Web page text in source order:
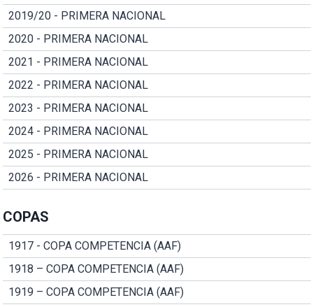
2019/20 - PRIMERA NACIONAL
2020 - PRIMERA NACIONAL
2021 - PRIMERA NACIONAL
2022 - PRIMERA NACIONAL
2023 - PRIMERA NACIONAL
2024 - PRIMERA NACIONAL
2025 - PRIMERA NACIONAL
2026 - PRIMERA NACIONAL
COPAS
1917 - COPA COMPETENCIA (AAF)
1918 – COPA COMPETENCIA (AAF)
1919 – COPA COMPETENCIA (AAF)